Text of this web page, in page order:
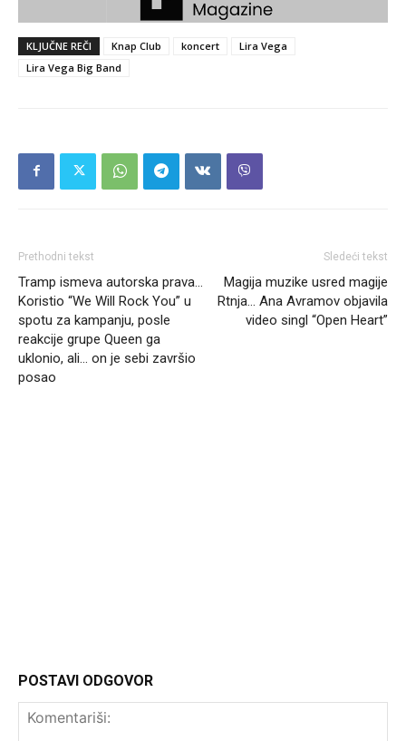
KLJUČNE REČI Knap Club koncert
Lira Vega
Lira Vega Big Band
Prethodni tekst
Tramp ismeva autorska prava…
Koristio “We Will Rock You” u
spotu za kampanju, posle
reakcije grupe Queen ga
uklonio, ali… on je sebi završio
posao
Sledeći tekst
Magija muzike usred magije
Rtnja… Ana Avramov objavila
video singl “Open Heart”
POSTAVI ODGOVOR